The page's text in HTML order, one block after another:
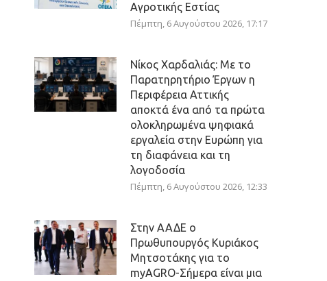
Αγροτικής Εστίας
Πέμπτη, 6 Αυγούστου 2026, 17:17
Νίκος Χαρδαλιάς: Με το
Παρατηρητήριο Έργων η
Περιφέρεια Αττικής
αποκτά ένα από τα πρώτα
ολοκληρωμένα ψηφιακά
εργαλεία στην Ευρώπη για
τη διαφάνεια και τη
λογοδοσία
Πέμπτη, 6 Αυγούστου 2026, 12:33
Στην ΑΑΔΕ ο
Πρωθυπουργός Κυριάκος
Μητσοτάκης για το
myAGRO-Σήμερα είναι μια